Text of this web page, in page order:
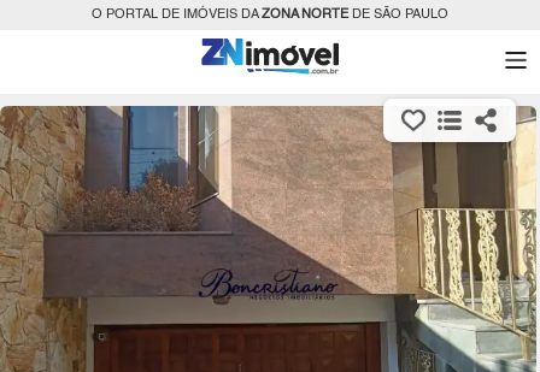
O PORTAL DE IMÓVEIS DAZONA NORTEDE SÃO PAULO